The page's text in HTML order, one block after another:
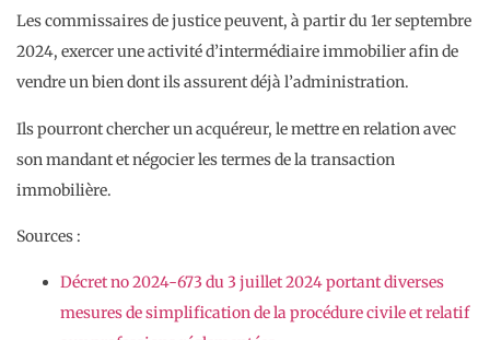
Les commissaires de justice peuvent, à partir du 1er septembre
2024, exercer une activité d’intermédiaire immobilier afin de
vendre un bien dont ils assurent déjà l’administration.
Ils pourront chercher un acquéreur, le mettre en relation avec
son mandant et négocier les termes de la transaction
immobilière.
Sources :
Décret no 2024-673 du 3 juillet 2024 portant diverses
mesures de simplification de la procédure civile et relatif